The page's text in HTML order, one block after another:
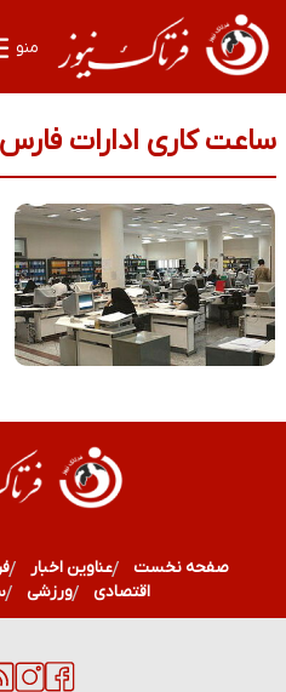
منو
ساعت کاری ادارات فارس
صفحه نخست عناوین اخبار
اقتصادی
ورزشی